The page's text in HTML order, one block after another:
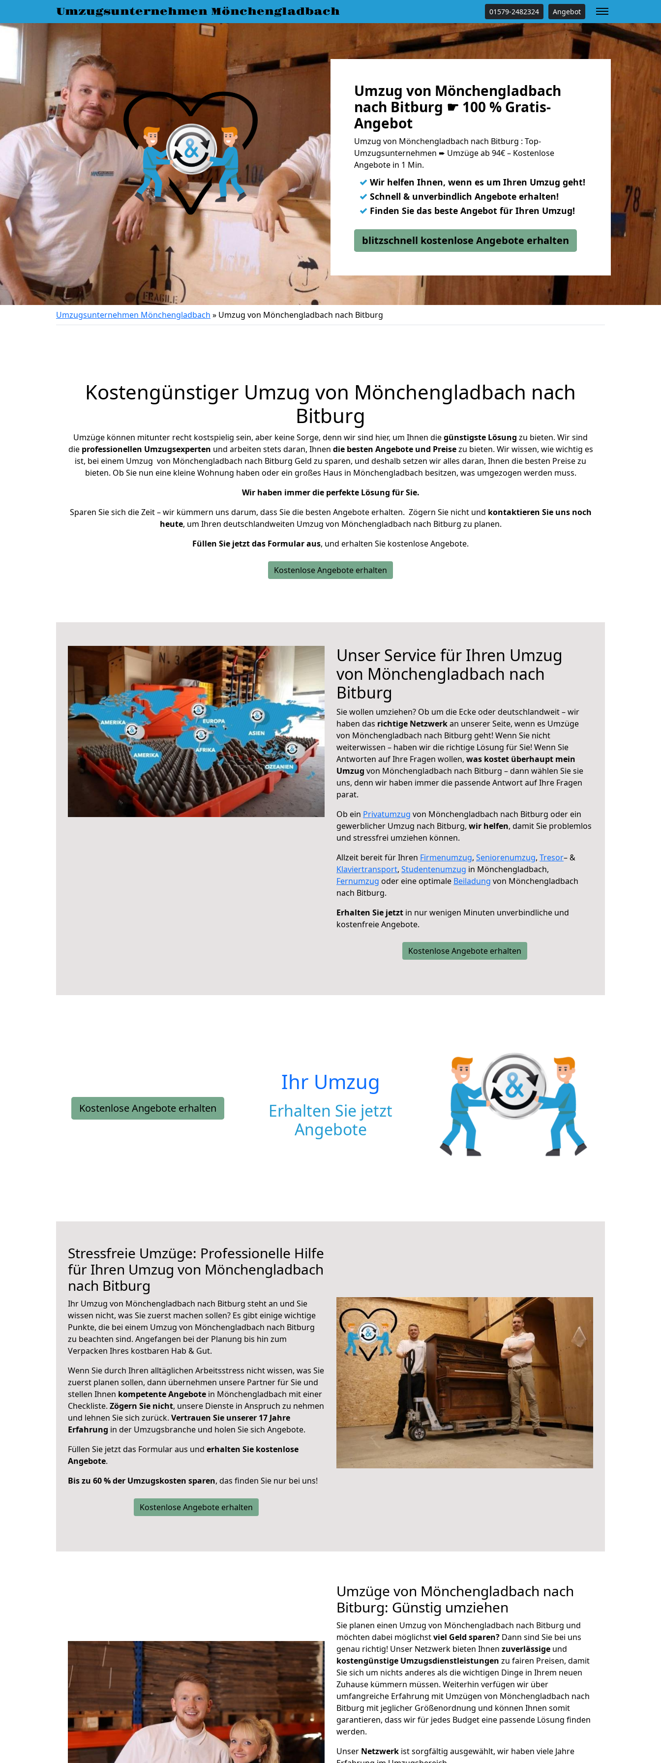
Umzugsunternehmen Mönchengladbach 01579-2482324 Angebot
Umzug von Mönchengladbach
nach Bitburg ☛ 100 % Gratis-
Angebot
Umzug von Mönchengladbach nach Bitburg : Top-
Umzugsunternehmen ➨ Umzüge ab 94€ – Kostenlose
Angebote in 1 Min.
✓ Wir helfen Ihnen, wenn es um Ihren Umzug geht!
✓ Schnell & unverbindlich Angebote erhalten!
✓ Finden Sie das beste Angebot für Ihren Umzug!
blitzschnell kostenlose Angebote erhalten
Umzugsunternehmen Mönchengladbach » Umzug von Mönchengladbach nach Bitburg
Kostengünstiger Umzug von Mönchengladbach nach
Bitburg
Umzüge können mitunter recht kostspielig sein, aber keine Sorge, denn wir sind hier, um Ihnen diegünstigste Lösung zu bieten. Wir sind
die professionellen Umzugsexperten und arbeiten stets daran, Ihnen die besten Angebote und Preisezu bieten. Wir wissen, wie wichtig es
ist, bei einem Umzug von Mönchengladbach nach Bitburg Geld zu sparen, und deshalb setzen wir alles daran, Ihnen die besten Preise zu
bieten. Ob Sie nun eine kleine Wohnung haben oder ein großes Haus in Mönchengladbach besitzen, was umgezogen werden muss.
Wir haben immer die perfekte Lösung für Sie.
Sparen Sie sich die Zeit – wir kümmern uns darum, dass Sie die besten Angebote erhalten. Zögern Sie nicht und kontaktieren Sie uns noch
heute, um Ihren deutschlandweiten Umzug von Mönchengladbach nach Bitburg zu planen.
Füllen Sie jetzt das Formular aus, und erhalten Sie kostenlose Angebote.
Kostenlose Angebote erhalten
Unser Service für Ihren Umzug
von Mönchengladbach nach
Bitburg
Sie wollen umziehen? Ob um die Ecke oder deutschlandweit – wir
haben das richtige Netzwerkan unserer Seite, wenn es Umzüge
von Mönchengladbach nach Bitburg geht! Wenn Sie nicht
weiterwissen – haben wir die richtige Lösung für Sie! Wenn Sie
Antworten auf Ihre Fragen wollen, was kostet überhaupt mein
Umzug von Mönchengladbach nach Bitburg – dann wählen Sie sie
uns, denn wir haben immer die passende Antwort auf Ihre Fragen
parat.
Ob ein Privatumzug von Mönchengladbach nach Bitburg oder ein
gewerblicher Umzug nach Bitburg, wir helfen, damit Sie problemlos
und stressfrei umziehen können.
Allzeit bereit für Ihren Firmenumzug, Seniorenumzug, Tresor– &
Klaviertransport, Studentenumzug in Mönchengladbach,
Fernumzug oder eine optimale Beiladung von Mönchengladbach
nach Bitburg.
Erhalten Sie jetzt in nur wenigen Minuten unverbindliche und
kostenfreie Angebote.
Kostenlose Angebote erhalten
Kostenlose Angebote erhalten
Ihr Umzug
Erhalten Sie jetzt
Angebote
Stressfreie Umzüge: Professionelle Hilfe
für Ihren Umzug von Mönchengladbach
nach Bitburg
Ihr Umzug von Mönchengladbach nach Bitburg steht an und Sie
wissen nicht, was Sie zuerst machen sollen? Es gibt einige wichtige
Punkte, die bei einem Umzug von Mönchengladbach nach Bitburg
zu beachten sind. Angefangen bei der Planung bis hin zum
Verpacken Ihres kostbaren Hab & Gut.
Wenn Sie durch Ihren alltäglichen Arbeitsstress nicht wissen, was Sie
zuerst planen sollen, dann übernehmen unsere Partner für Sie und
stellen Ihnen kompetente Angebote in Mönchengladbach mit einer
Checkliste. Zögern Sie nicht, unsere Dienste in Anspruch zu nehmen
und lehnen Sie sich zurück. Vertrauen Sie unserer 17 Jahre
Erfahrung in der Umzugsbranche und holen Sie sich Angebote.
Füllen Sie jetzt das Formular aus und erhalten Sie kostenlose
Angebote.
Bis zu 60 % der Umzugskosten sparen, das finden Sie nur bei uns!
Kostenlose Angebote erhalten
Umzüge von Mönchengladbach nach
Bitburg: Günstig umziehen
Sie planen einen Umzug von Mönchengladbach nach Bitburg und
möchten dabei möglichstviel Geld sparen? Dann sind Sie bei uns
genau richtig! Unser Netzwerk bieten Ihnen zuverlässige und
kostengünstige Umzugsdienstleistungen zu fairen Preisen, damit
Sie sich um nichts anderes als die wichtigen Dinge in Ihrem neuen
Zuhause kümmern müssen. Weiterhin verfügen wir über
umfangreiche Erfahrung mit Umzügen von Mönchengladbach nach
Bitburg mit jeglicher Größenordnung und können Ihnen somit
garantieren, dass wir für jedes Budget eine passende Lösung finden
werden.
Unser Netzwerk ist sorgfältig ausgewählt, wir haben viele Jahre